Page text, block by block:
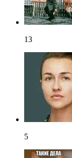
13
5